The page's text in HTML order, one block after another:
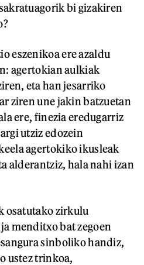
bi gizakiren
eszenikoa ere azaldu
agertokian aulkiak
eta han jesarriko
ziren une jakin batzuetan
ere, finezia eredugarriz
utziz edozein
agertokiko ikusleak
alderantziz, hala nahi izan
osatutako zirkulu
menditxo bat zegoen
sinboliko handiz,
ustez trinkoa,